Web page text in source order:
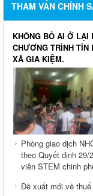
THAM VẤN CHÍNH
KHÔNG BỎ AI Ở LẠI
CHƯƠNG TRÌNH TÍN
XÃ GIA KIỆM.
Phòng giao dịch
theo Quyết định 29/
viên STEM chinh
Đề xuất mới về